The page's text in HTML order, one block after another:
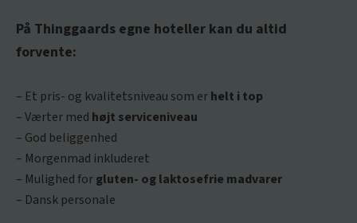
På Thinggaards egne hoteller kan du altid
forvente:
– Et pris- og kvalitetsniveau som erhelt i top
– Værter med højt serviceniveau
– God beliggenhed
– Morgenmad inkluderet
– Mulighed forgluten- og laktosefrie madvarer
– Dansk personale